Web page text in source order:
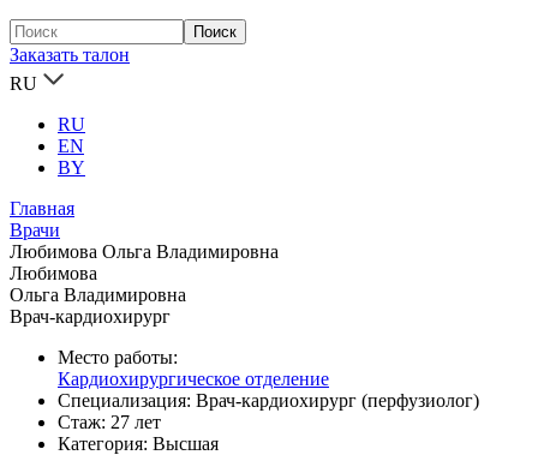
Заказать талон
RU
RU
EN
BY
Главная
Врачи
Любимова Ольга Владимировна
Любимова
Ольга Владимировна
Врач-кардиохирург
Место работы:
Кардиохирургическое отделение
Специализация: Врач-кардиохирург (перфузиолог)
Стаж: 27 лет
Категория: Высшая